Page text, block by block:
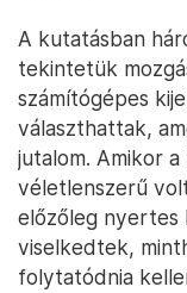
A kutatásban
tekintetük
számítógépes
választhattak,
jutalom. Amikor
véletlenszerű
előzőleg nyertes
viselkedtek,
folytatódnia